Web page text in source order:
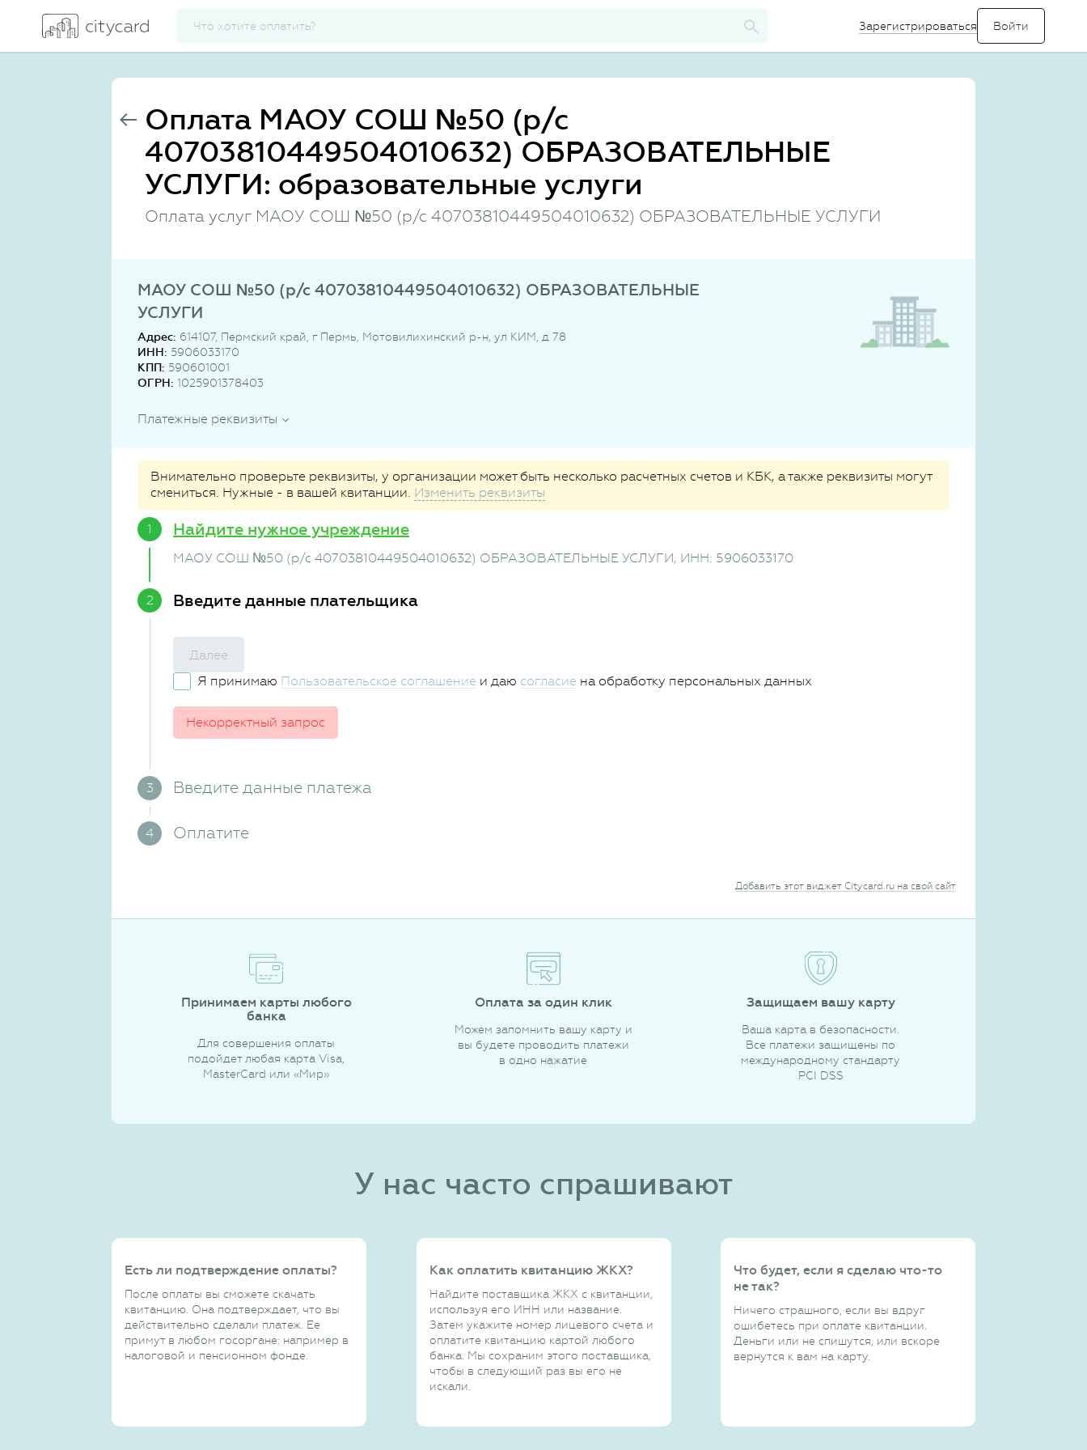
Зарегистрироваться
Оплата МАОУ СОШ №50 (р/с
40703810449504010632) ОБРАЗОВАТЕЛЬНЫЕ
УСЛУГИ: образовательные услуги
Оплата услуг МАОУ СОШ №50 (р/с 40703810449504010632) ОБРАЗОВАТЕЛЬНЫЕ УСЛУГИ
МАОУ СОШ №50 (р/с 40703810449504010632) ОБРАЗОВАТЕЛЬНЫЕ
УСЛУГИ
Адрес: 614107, Пермский край, г Пермь, Мотовилихинский р-н, ул КИМ, д 78
ИНН: 5906033170
КПП: 590601001
ОГРН: 1025901378403
Платежные реквизиты
Внимательно проверьте реквизиты, у организации может быть несколько расчетных счетов и КБК, а также реквизиты могут
смениться. Нужные - в вашей квитанции. Изменить реквизиты
Найдите нужное учреждение
МАОУ СОШ №50 (р/с 40703810449504010632) ОБРАЗОВАТЕЛЬНЫЕ УСЛУГИ, ИНН: 5906033170
Введите данные плательщика
Далее
Я принимаю Пользовательское соглашение и даю согласие на обработку персональных данных
Некорректный запрос
Введите данные платежа
Оплатите
Добавить этот виджет Citycard.ru на свой сайт
Принимаем карты любого
банка
Для совершения оплаты
подойдет любая карта Visa,
MasterCard или «Мир»
Оплата за один клик
Можем запомнить вашу карту и
вы будете проводить платежи
в одно нажатие
Защищаем вашу карту
Ваша карта в безопасности.
Все платежи защищены по
международному стандарту
PCI DSS
У нас часто спрашивают
Есть ли подтверждение оплаты?
После оплаты вы сможете скачать
квитанцию. Она подтверждает, что вы
действительно сделали платеж. Ее
примут в любом госоргане: например в
налоговой и пенсионном фонде.
Как оплатить квитанцию ЖКХ?
Найдите поставщика ЖКХ с квитанции,
используя его ИНН или название.
Затем укажите номер лицевого счета и
оплатите квитанцию картой любого
банка. Мы сохраним этого поставщика,
чтобы в следующий раз вы его не
искали.
Что будет, если я сделаю что-то
не так?
Ничего страшного, если вы вдруг
ошибетесь при оплате квитанции.
Деньги или не спишутся, или вскоре
вернутся к вам на карту.